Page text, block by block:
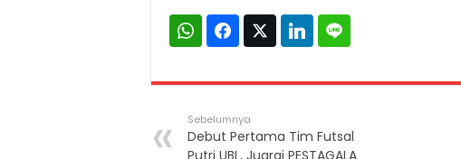
Sebelumnya
Debut Pertama Tim Futsal